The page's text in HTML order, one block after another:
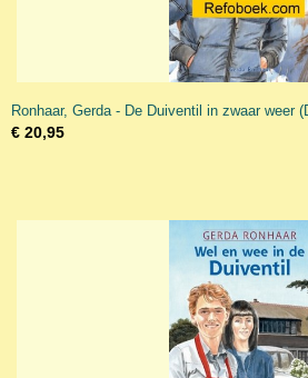
Ronhaar, Gerda - De Duiventil in zwaar weer
€ 20,95